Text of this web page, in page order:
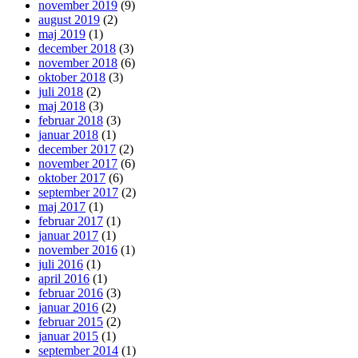
november 2019 (9)
august 2019 (2)
maj 2019 (1)
december 2018 (3)
november 2018 (6)
oktober 2018 (3)
juli 2018 (2)
maj 2018 (3)
februar 2018 (3)
januar 2018 (1)
december 2017 (2)
november 2017 (6)
oktober 2017 (6)
september 2017 (2)
maj 2017 (1)
februar 2017 (1)
januar 2017 (1)
november 2016 (1)
juli 2016 (1)
april 2016 (1)
februar 2016 (3)
januar 2016 (2)
februar 2015 (2)
januar 2015 (1)
september 2014 (1)